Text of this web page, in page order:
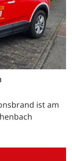
ist am